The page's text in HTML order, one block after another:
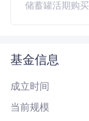
储蓄罐活期购买
基金信息
成立时间
当前规模